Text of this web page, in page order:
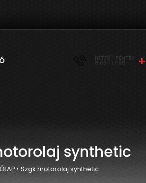
HÉTFŐ - PÉNTEK
8:00 - 17:00
synthetic
Szgk motorolaj synthetic